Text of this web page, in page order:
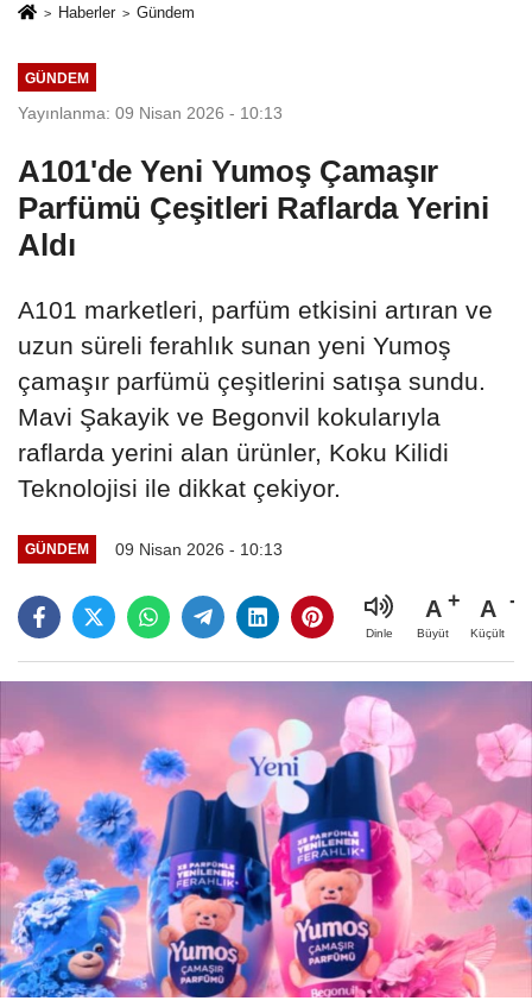
Haberler Gündem
GÜNDEM
Yayınlanma: 09 Nisan 2026 - 10:13
A101'de Yeni Yumoş Çamaşır
Parfümü Çeşitleri Raflarda Yerini
Aldı
A101 marketleri, parfüm etkisini artıran ve
uzun süreli ferahlık sunan yeni Yumoş
çamaşır parfümü çeşitlerini satışa sundu.
Mavi Şakayik ve Begonvil kokularıyla
raflarda yerini alan ürünler, Koku Kilidi
Teknolojisi ile dikkat çekiyor.
GÜNDEM 09 Nisan 2026 - 10:13
Dinle
A
Büyüt
A
Küçült